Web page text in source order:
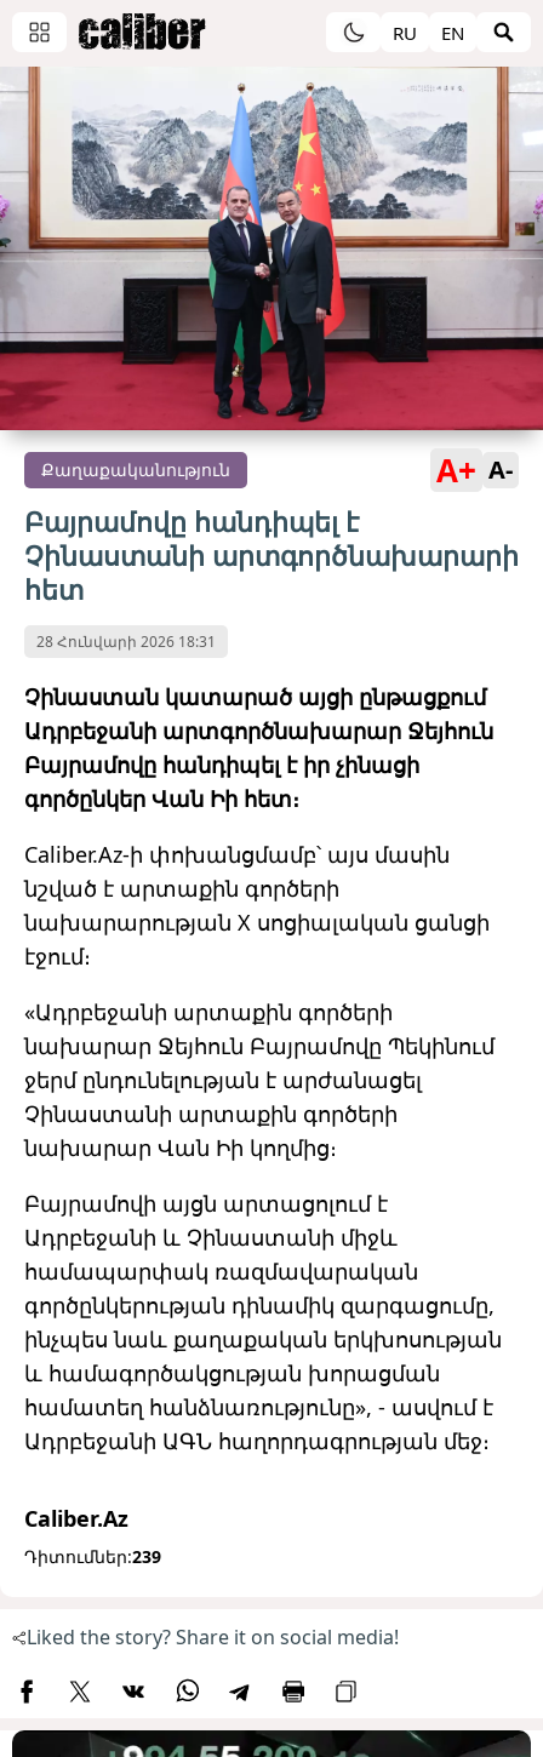
RU EN
Քաղաքականություն A+ A-
Բայրամովը հանդիպել է
Չինաստանի արտգործնախարարի
հետ
28 Հունվարի 2026 18:31
Չինաստան կատարած այցի ընթացքում
Ադրբեջանի արտգործնախարար Ջեյհուն
Բայրամովը հանդիպել է իր չինացի
գործընկեր Վան Իի հետ։
Caliber.Az-ի փոխանցմամբ՝ այս մասին
նշված է արտաքին գործերի
նախարարության X սոցիալական ցանցի
էջում։
«Ադրբեջանի արտաքին գործերի
նախարար Ջեյհուն Բայրամովը Պեկինում
ջերմ ընդունելության է արժանացել
Չինաստանի արտաքին գործերի
նախարար Վան Իի կողմից։
Բայրամովի այցն արտացոլում է
Ադրբեջանի և Չինաստանի միջև
համապարփակ ռազմավարական
գործընկերության դինամիկ զարգացումը,
ինչպես նաև քաղաքական երկխոսության
և համագործակցության խորացման
համատեղ հանձնառությունը», - ասվում է
Ադրբեջանի ԱԳՆ հաղորդագրության մեջ։
Caliber.Az
Դիտումներ:239
Liked the story? Share it on social media!